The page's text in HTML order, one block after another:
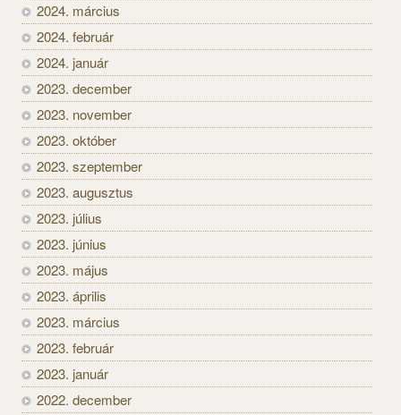
2024. március
2024. február
2024. január
2023. december
2023. november
2023. október
2023. szeptember
2023. augusztus
2023. július
2023. június
2023. május
2023. április
2023. március
2023. február
2023. január
2022. december